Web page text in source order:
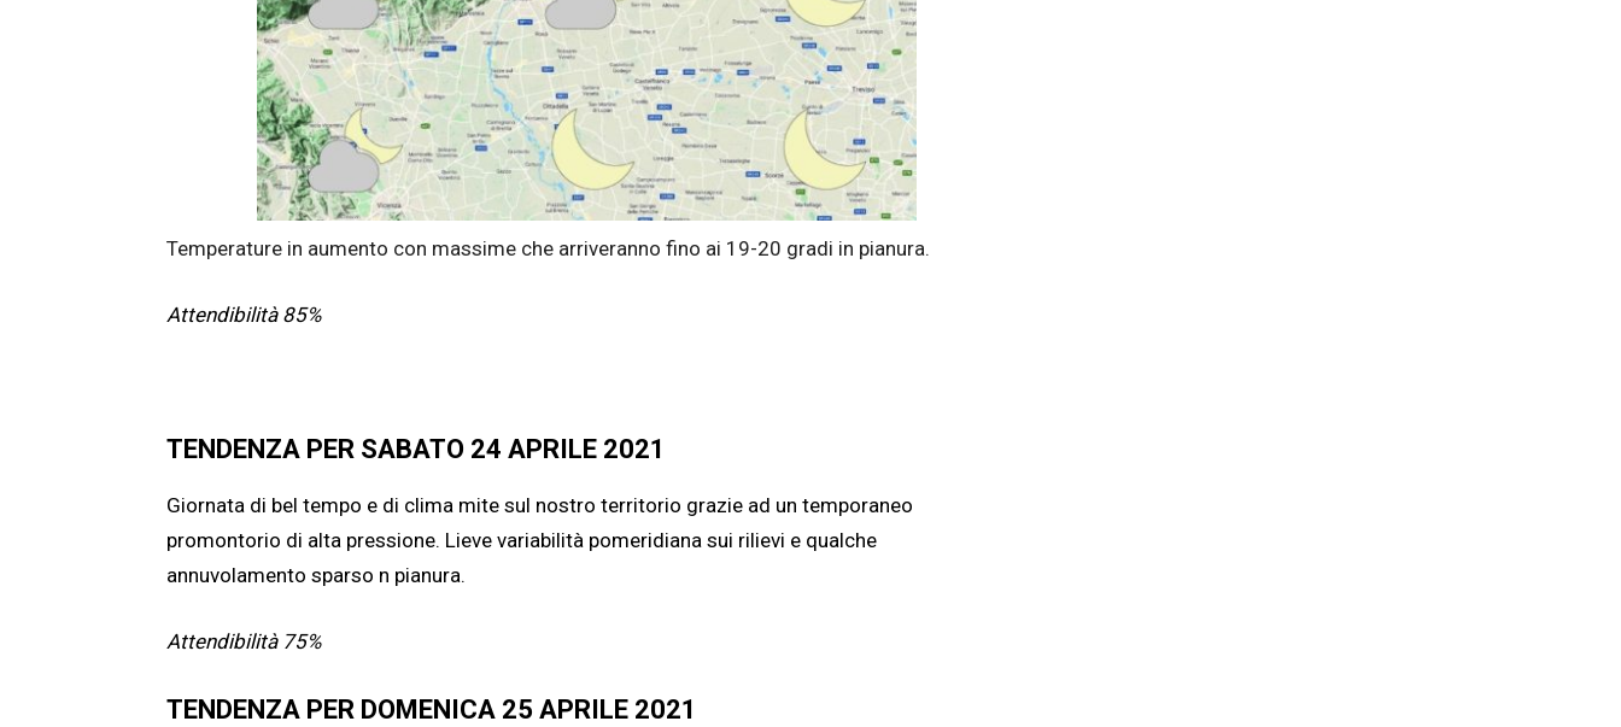
Temperature in aumento con massime che arriveranno fino ai 19-20 gradi in pianura.
Attendibilità 85%
TENDENZA PER SABATO 24 APRILE 2021
Giornata di bel tempo e di clima mite sul nostro territorio grazie ad un temporaneo
promontorio di alta pressione. Lieve variabilità pomeridiana sui rilievi e qualche
annuvolamento sparso n pianura.
Attendibilità 75%
TENDENZA PER DOMENICA 25 APRILE 2021